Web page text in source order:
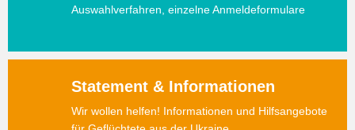
Auswahlverfahren, einzelne Anmeldeformulare
Statement & Informationen
Wir wollen helfen! Informationen und Hilfsangebote